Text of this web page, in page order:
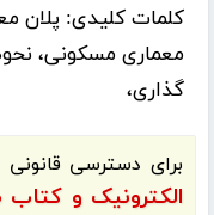
کلمات کلیدی: پلان
معماری مسکونی،
گذاری،
برای دسترسی
الکترونیک و